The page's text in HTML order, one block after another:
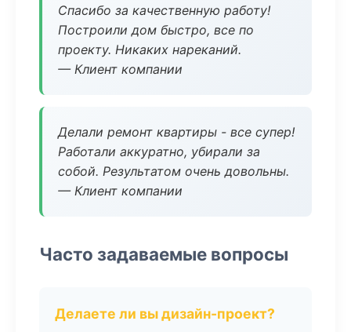
Спасибо за качественную работу!
Построили дом быстро, все по
проекту. Никаких нареканий.
— Клиент компании
Делали ремонт квартиры - все супер!
Работали аккуратно, убирали за
собой. Результатом очень довольны.
— Клиент компании
Часто задаваемые вопросы
Делаете ли вы дизайн-проект?